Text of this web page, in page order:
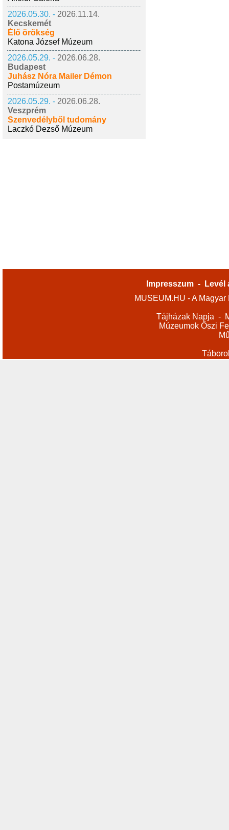
2026.05.30. - 2026.11.14.
Kecskemét
Élő örökség
Katona József Múzeum
2026.05.29. - 2026.06.28.
Budapest
Juhász Nóra Mailer Démon
Postamúzeum
2026.05.29. - 2026.06.28.
Veszprém
Szenvedélyből tudomány
Laczkó Dezső Múzeum
Impresszum -
Levél
MUSEUM.HU - A
Tájházak Napja -
Múzeumok Őszi